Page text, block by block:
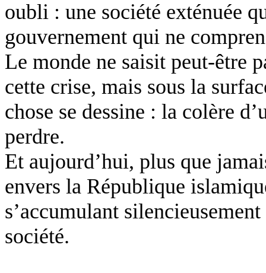
oubli : une société exténuée
gouvernement qui ne
Le monde ne saisit peut-être
cette crise, mais sous la
chose se dessine : la colère
perdre.
Et aujourd’hui, plus que
envers la République
s’accumulant
société.